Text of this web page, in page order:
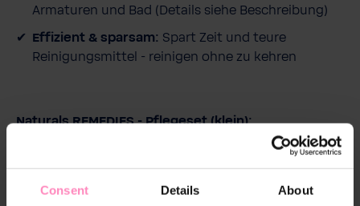
Consent Details About
Armaturen und Bad (Details siehe Beschreibung)
Effizient & sparsam: Spart Zeit und teure
Reinigungsmittel - reinigen ohne zu kehren
Naturals REMEDIES - Pflegeset (klein):
Inhaltsstoffe sind natürlichen Ursprungs
Vegan:Mit pflanzlichen Inhaltsstoffen und